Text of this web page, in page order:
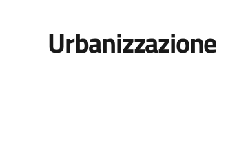
Urbanizzazione